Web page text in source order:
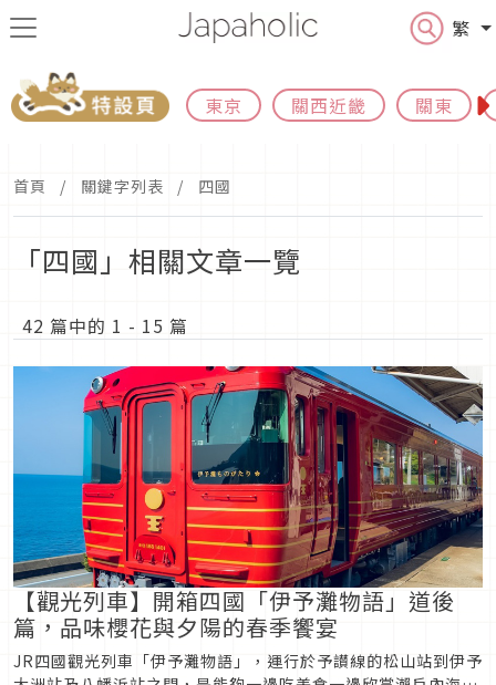
繁
東京 關西近畿 關東
首頁 關鍵字列表 四國
「四國」相關文章一覽
42 篇中的 1 - 15 篇
【觀光列車】開箱四國「伊予灘物語」道後
篇，品味櫻花與夕陽的春季饗宴
JR四國觀光列車「伊予灘物語」，運行於予讃線的松山站到伊予